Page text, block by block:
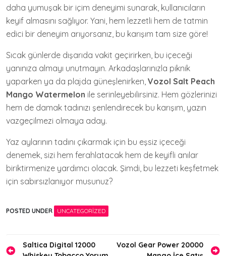
daha yumuşak bir içim deneyimi sunarak, kullanıcıların
keyif almasını sağlıyor. Yani, hem lezzetli hem de tatmin
edici bir deneyim arıyorsanız, bu karışım tam size göre!
Sıcak günlerde dışarıda vakit geçirirken, bu içeceği
yanınıza almayı unutmayın. Arkadaşlarınızla piknik
yaparken ya da plajda güneşlenirken, Vozol Salt Peach
Mango Watermelon ile serinleyebilirsiniz. Hem gözlerinizi
hem de damak tadınızı şenlendirecek bu karışım, yazın
vazgeçilmezi olmaya aday.
Yaz aylarının tadını çıkarmak için bu eşsiz içeceği
denemek, sizi hem ferahlatacak hem de keyifli anılar
biriktirmenize yardımcı olacak. Şimdi, bu lezzeti keşfetmek
için sabırsızlanıyor musunuz?
POSTED UNDER UNCATEGORIZED
YazıSaltica Digital 12000
Vozol Gear Power 20000